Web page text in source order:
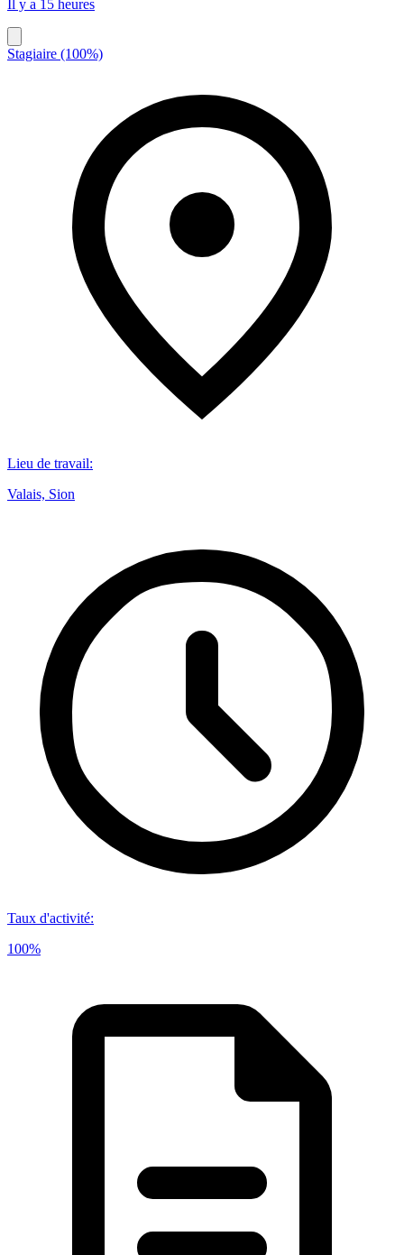
Il y a 15 heures
Stagiaire (100%)
Lieu de travail:
Valais, Sion
Taux d'activité:
100%